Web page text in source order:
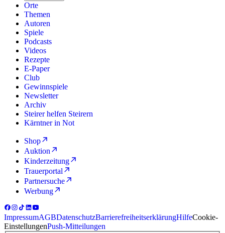
Orte
Themen
Autoren
Spiele
Podcasts
Videos
Rezepte
E-Paper
Club
Gewinnspiele
Newsletter
Archiv
Steirer helfen Steirern
Kärntner in Not
Shop
Auktion
Kinderzeitung
Trauerportal
Partnersuche
Werbung
ImpressumAGBDatenschutzBarrierefreiheitserklärungHilfeCookie-
EinstellungenPush-Mitteilungen